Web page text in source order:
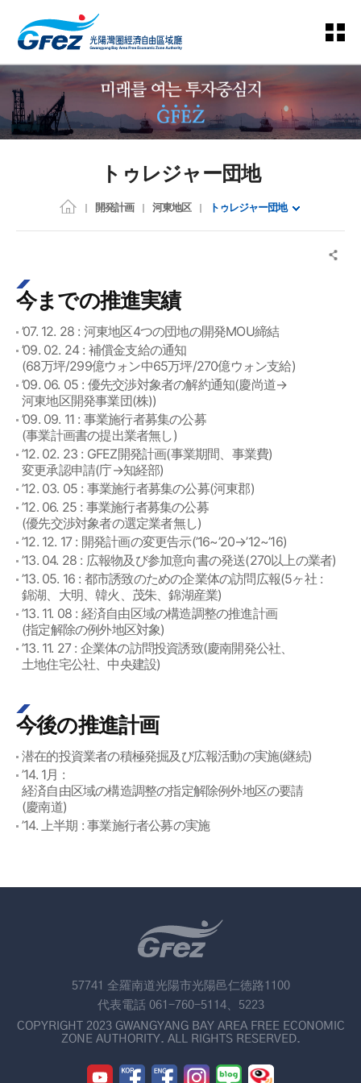
トゥレジャー団地
開発計画 河東地区 トゥレジャー団地
今までの推進実績
’07. 12. 28 : 河東地区4つの団地の開発MOU締結
’09. 02. 24 : 補償金支給の通知
(68万坪/299億ウォン中65万坪/270億ウォン支給)
’09. 06. 05 : 優先交渉対象者の解約通知(慶尚道→
河東地区開発事業団(株))
’09. 09. 11 : 事業施行者募集の公募
(事業計画書の提出業者無し)
’12. 02. 23 : GFEZ開発計画(事業期間、事業費)
変更承認申請(庁→知経部)
’12. 03. 05 : 事業施行者募集の公募(河東郡)
’12. 06. 25 : 事業施行者募集の公募
(優先交渉対象者の選定業者無し)
’12. 12. 17 : 開発計画の変更告示(’16~’20→’12~’16)
’13. 04. 28 : 広報物及び参加意向書の発送(270以上の業者)
’13. 05. 16 : 都市誘致のための企業体の訪問広報(5ヶ社 :
錦湖、大明、韓火、茂朱、錦湖産業)
’13. 11. 08 : 経済自由区域の構造調整の推進計画
(指定解除の例外地区対象)
’13. 11. 27 : 企業体の訪問投資誘致(慶南開発公社、
土地住宅公社、中央建設)
今後の推進計画
潜在的投資業者の積極発掘及び広報活動の実施(継続)
’14. 1月 :
経済自由区域の構造調整の指定解除例外地区の要請
(慶南道)
’14. 上半期 : 事業施行者公募の実施
57741 全羅南道光陽市光陽邑仁徳路1100
代表電話 061-760-5114、5223
COPYRIGHT 2023 GWANGYANG BAY AREA FREE ECONOMIC
ZONE AUTHORITY. ALL RIGHTS RESERVED.